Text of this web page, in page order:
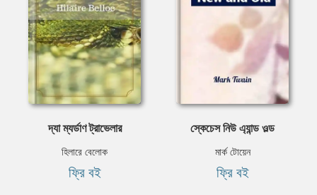
দ্যা ম্যর্ডাণ ট্রাভেলার
হিলারে বেলোক
ফ্রি বই
স্কেচেস নিউ এ্যান্ড ওল্ড
মার্ক টোয়েন
ফ্রি বই